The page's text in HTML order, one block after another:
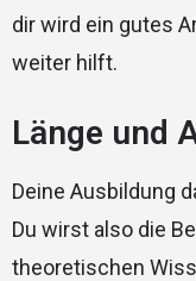
dir wird ein gutes
weiter hilft.
Länge und
Deine Ausbildung
Du wirst also die
theoretischen